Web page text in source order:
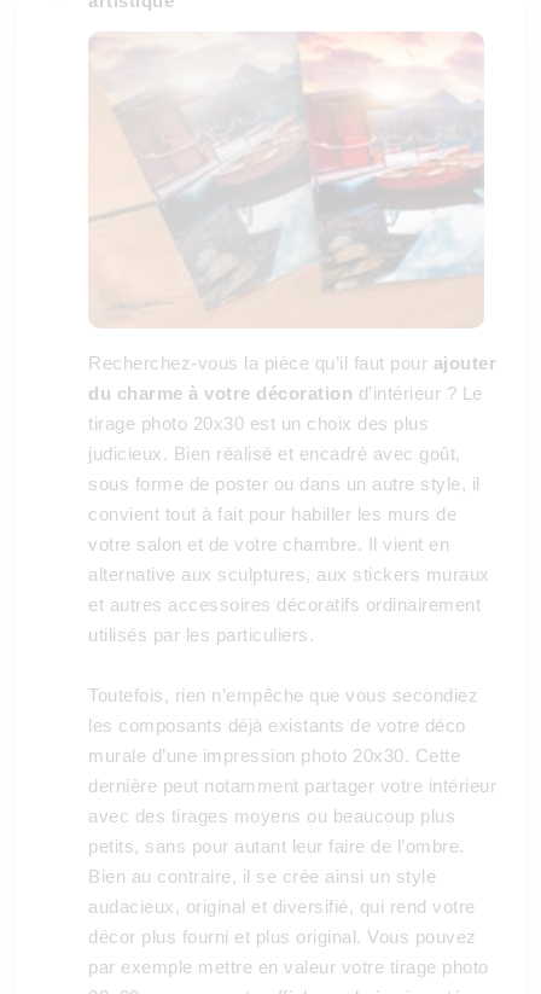
Recherchez-vous la pièce qu’il faut pour ajouter
du charme à votre décoration d’intérieur ? Le
tirage photo 20x30 est un choix des plus
judicieux. Bien réalisé et encadré avec goût,
sous forme de poster ou dans un autre style, il
convient tout à fait pour habiller les murs de
votre salon et de votre chambre. Il vient en
alternative aux sculptures, aux stickers muraux
et autres accessoires décoratifs ordinairement
utilisés par les particuliers.
Toutefois, rien n’empêche que vous secondiez
les composants déjà existants de votre déco
murale d’une impression photo 20x30. Cette
dernière peut notamment partager votre intérieur
avec des tirages moyens ou beaucoup plus
petits, sans pour autant leur faire de l’ombre.
Bien au contraire, il se crée ainsi un style
audacieux, original et diversifié, qui rend votre
décor plus fourni et plus original. Vous pouvez
par exemple mettre en valeur votre tirage photo